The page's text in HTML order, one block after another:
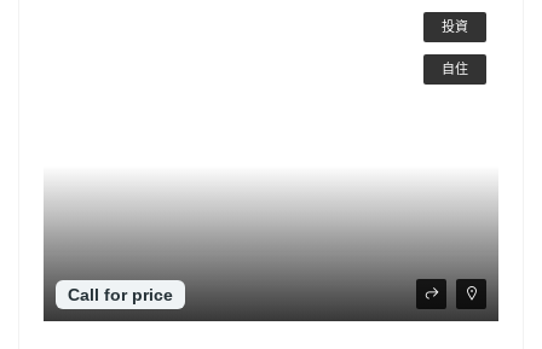
投資
自住
Call for price